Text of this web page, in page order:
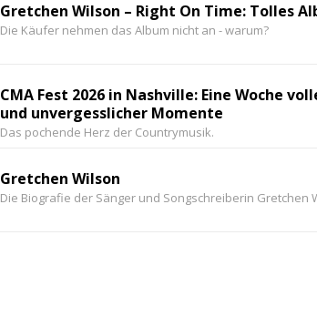
Gretchen Wilson – Right On Time: Tolles
Die Käufer nehmen das Album nicht an - warum?
CMA Fest 2026 in Nashville: Eine Woche
und unvergesslicher Momente
Das pochende Herz der Countrymusik.
Gretchen Wilson
Die Biografie der Sänger und Songschreiberin Gretchen